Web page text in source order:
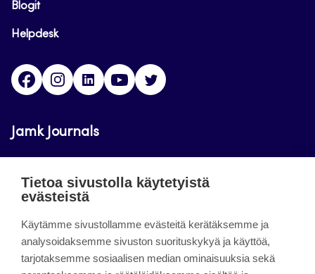
Blogit
Helpdesk
FacebookInstagram
LinkedInYoutube
Jamk Journals
luettavissa. Verkkolehtien tarkoituksena on tukea
innovaatiotoimintaa.
About the site
Tietoa sivustolla käytetyistä
evästeistä
Käytämme sivustollamme evästeitä kerätäksemme ja
analysoidaksemme sivuston suorituskykyä ja käyttöä,
tarjotaksemme sosiaalisen median ominaisuuksia sekä